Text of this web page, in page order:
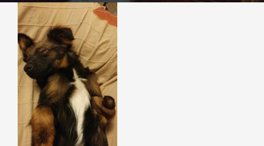
Szukaj